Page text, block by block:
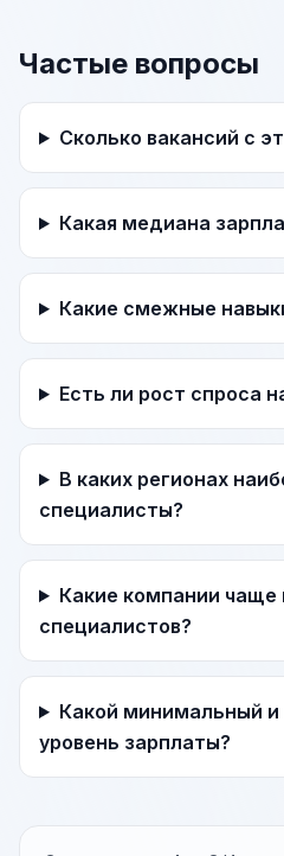
Частые вопросы
Сколько вакансий с
Какая медиана
Какие смежные
Есть ли рост спроса
В каких регионах
специалисты?
Какие компании чаще
специалистов?
Какой минимальный
уровень зарплаты?